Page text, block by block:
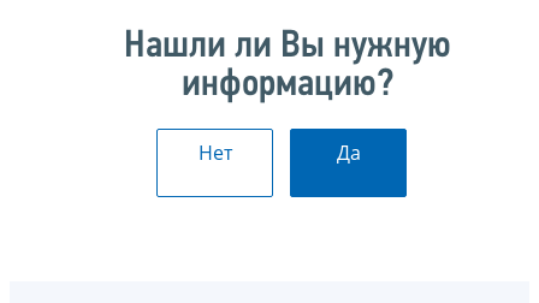
Нашли ли Вы нужную
информацию?
Нет Да